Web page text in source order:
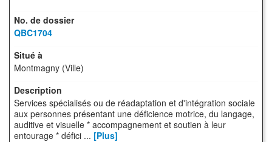
QBC1704
Montmagny (Ville)
Services spécialisés ou de réadaptation et d'intégration sociale
aux personnes présentant une déficience motrice, du langage,
auditive et visuelle * accompagnement et soutien à leur
entourage * défici ... [Plus]